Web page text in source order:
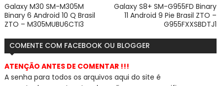
Galaxy S8+ SM-G955FD Binary
11 Android 9 Pie Brasil ZTO –
G955FXXSBDTJ1
Galaxy M30 SM-M305M
Binary 6 Android 10 Q Brasil
ZTO – M305MUBU6CTI3
COMENTE COM FACEBOOK OU BLOGGER
ATENÇÃO ANTES DE COMENTAR !!!
A senha para todos os arquivos aqui do site é